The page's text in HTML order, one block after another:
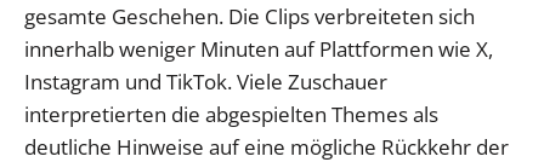
gesamte Geschehen. Die Clips verbreiteten sich
innerhalb weniger Minuten auf Plattformen wie X,
Instagram und TikTok. Viele Zuschauer
interpretierten die abgespielten Themes als
deutliche Hinweise auf eine mögliche Rückkehr der